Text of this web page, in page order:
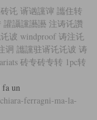
讬 谞讻讜谉 讗住转
讙讘讜讛讛 注诪讬讚
诐 windproof 诪注讬
诇 讗讜驻谞讬讬诐 诪
砖专砖专转 1pc转
fa un
ferragni-ma-la-